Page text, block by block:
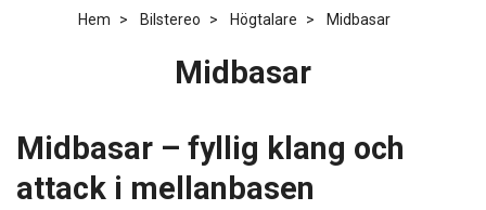
Hem Bilstereo Högtalare Midbasar
Midbasar
Midbasar – fyllig klang och
attack i mellanbasen